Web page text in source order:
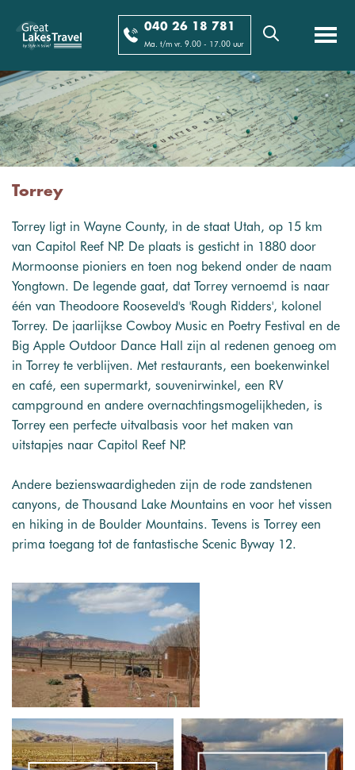
040 26 18 781
Ma. t/m vr. 9.00 - 17.00 uur
Torrey
Torrey ligt in Wayne County, in de staat Utah, op 15 km
van Capitol Reef NP. De plaats is gesticht in 1880 door
Mormoonse pioniers en toen nog bekend onder de naam
Yongtown. De legende gaat, dat Torrey vernoemd is naar
één van Theodoore Rooseveld's 'Rough Ridders', kolonel
Torrey. De jaarlijkse Cowboy Music en Poetry Festival en de
Big Apple Outdoor Dance Hall zijn al redenen genoeg om
in Torrey te verblijven. Met restaurants, een boekenwinkel
en café, een supermarkt, souvenirwinkel, een RV
campground en andere overnachtingsmogelijkheden, is
Torrey een perfecte uitvalbasis voor het maken van
uitstapjes naar Capitol Reef NP.
Andere bezienswaardigheden zijn de rode zandstenen
canyons, de Thousand Lake Mountains en voor het vissen
en hiking in de Boulder Mountains. Tevens is Torrey een
prima toegang tot de fantastische Scenic Byway 12.